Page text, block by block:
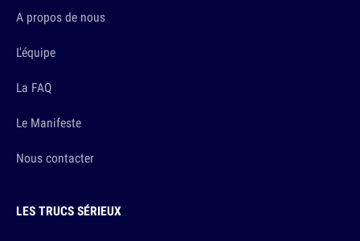
A propos de nous
L'équipe
La FAQ
Le Manifeste
Nous contacter
LES TRUCS SÉRIEUX